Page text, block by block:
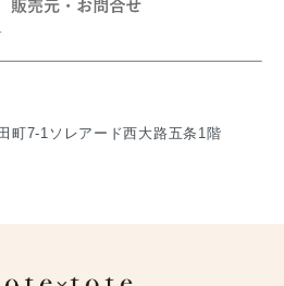
町7-1ソレアード西大路五条1階